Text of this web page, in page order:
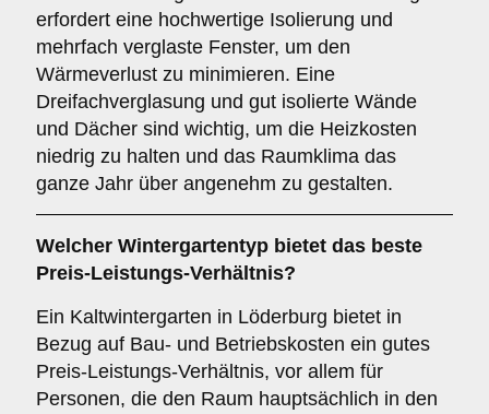
erfordert eine hochwertige Isolierung und
mehrfach verglaste Fenster, um den
Wärmeverlust zu minimieren. Eine
Dreifachverglasung und gut isolierte Wände
und Dächer sind wichtig, um die Heizkosten
niedrig zu halten und das Raumklima das
ganze Jahr über angenehm zu gestalten.
Welcher Wintergartentyp bietet das beste
Preis-Leistungs-Verhältnis?
Ein Kaltwintergarten in Löderburg bietet in
Bezug auf Bau- und Betriebskosten ein gutes
Preis-Leistungs-Verhältnis, vor allem für
Personen, die den Raum hauptsächlich in den